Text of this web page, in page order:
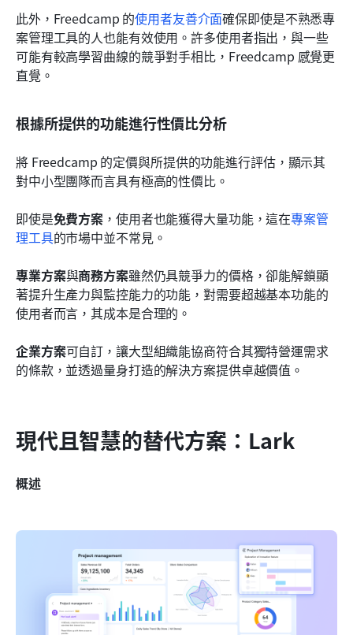
此外，Freedcamp 的使用者友善介面確保即使是不熟悉專
案管理工具的人也能有效使用。許多使用者指出，與一些
可能有較高學習曲線的競爭對手相比，Freedcamp 感覺更
直覺。
根據所提供的功能進行性價比分析
將 Freedcamp 的定價與所提供的功能進行評估，顯示其
對中小型團隊而言具有極高的性價比。
即使是免費方案 ，使用者也能獲得大量功能，這在專案管
理工具的市場中並不常見。
專業方案與商務方案雖然仍具競爭力的價格，卻能解鎖顯
著提升生產力與監控能力的功能，對需要超越基本功能的
使用者而言，其成本是合理的。
企業方案可自訂，讓大型組織能協商符合其獨特營運需求
的條款，並透過量身打造的解決方案提供卓越價值。
現代且智慧的替代方案：Lark
概述